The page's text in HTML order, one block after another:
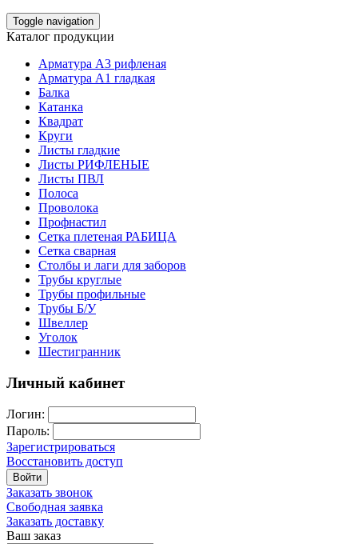
Toggle navigation
Каталог продукции
Арматура А3 рифленая
Арматура А1 гладкая
Балка
Катанка
Квадрат
Круги
Листы гладкие
Листы РИФЛЕНЫЕ
Листы ПВЛ
Полоса
Проволока
Профнастил
Сетка плетеная РАБИЦА
Сетка сварная
Столбы и лаги для заборов
Трубы круглые
Трубы профильные
Трубы Б/У
Швеллер
Уголок
Шестигранник
Личный кабинет
Логин:
Пароль:
Зарегистрироваться
Восстановить доступ
Войти
Заказать звонок
Свободная заявка
Заказать доставку
Ваш заказ